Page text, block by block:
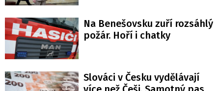
Na Benešovsku zuří rozsáhlý
požár. Hoří i chatky
Slováci v Česku vydělávají